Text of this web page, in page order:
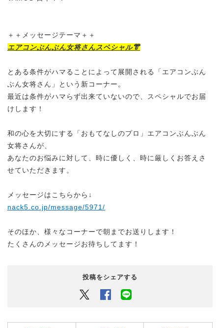
＋＋メッセージテーマ＋＋
エアコンぶんぶん女将さんスペシャル👘
とある条件がハマることによって展開される「エアコンぶん
ぶん女将さん」という新コーナー。
最近は条件がハマらず出来ていないので、スペシャルでお届
けします！
和の心を大切にする「おもてなしのプロ」エアコンぶんぶん
女将さんが、
あなたのお悩みに対して、時に優しく、時に厳しくお答えさ
せていただきます。
メッセージはこちらから↓
nack5.co.jp/message/5971/
そのほか、様々なコーナーで朝までお送りします！
たくさんのメッセージお待ちしてます！
投稿をシェアする
Twitter Facebook